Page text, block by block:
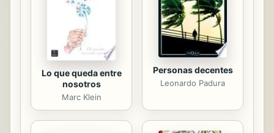
igual a igual, como pueden ser las
Lo que queda entre
nosotros
Marc Klein
Personas decentes
Leonardo Padura